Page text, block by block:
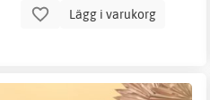
Lägg i varukorg